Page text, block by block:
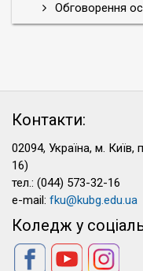
Обговорення
Контакти:
02094, Україна, м.
16)
тел.: (044) 573-32-16
e-mail: fku@kubg.edu.ua
Коледж у